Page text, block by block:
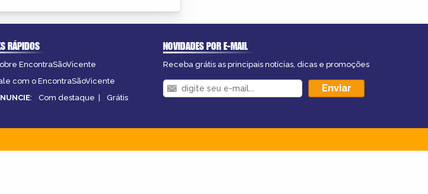
RÁPIDOS
EncontraSãoVicente
com o EncontraSãoVicente
: Com destaque | Grátis
NOVIDADES POR E-MAIL
Receba grátis as principais notícias, dicas e promoções